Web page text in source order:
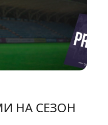
НА СЕЗОН